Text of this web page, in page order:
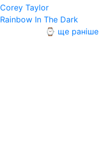
Corey Taylor
Rainbow In The Dark
⌚ ще раніше